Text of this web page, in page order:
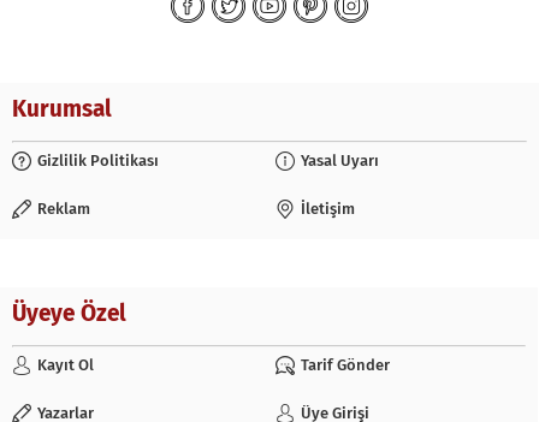
Kurumsal
Gizlilik Politikası Yasal Uyarı
Reklam İletişim
Üyeye Özel
Kayıt Ol Tarif Gönder
Yazarlar Üye Girişi